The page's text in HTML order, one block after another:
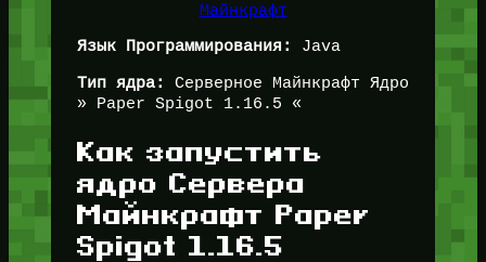
Майнкрафт
Язык Программирования: Java
Тип ядра:
Серверное Майнкрафт Ядро
» Paper Spigot 1.16.5 «
Как запустить
ядро Сервера
Майнкрафт Paper
Spigot 1.16.5